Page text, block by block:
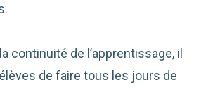
continuité de l’apprentissage, il
de faire tous les jours de